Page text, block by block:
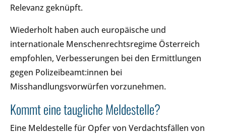
Relevanz geknüpft.
Wiederholt haben auch europäische und
internationale Menschenrechtsregime Österreich
empfohlen, Verbesserungen bei den Ermittlungen
gegen Polizeibeamt:innen bei
Misshandlungsvorwürfen vorzunehmen.
Kommt eine taugliche Meldestelle?
Eine Meldestelle für Opfer von Verdachtsfällen von